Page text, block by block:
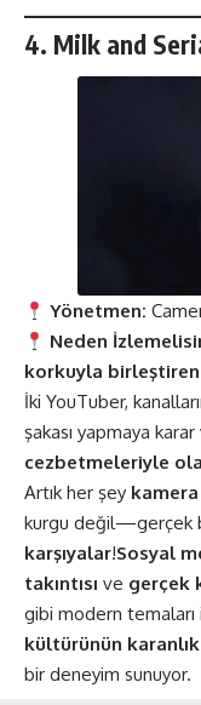
4. Milk and
Yönetmen:
Neden
korkuyla birleştiren
İki YouTuber,
şakası yapmaya
cezbetmeleriyle
Artık her şey kamera
kurgu değil—gerçek
karşıyalar!Sosyal
takıntısı ve gerçek
gibi modern temaları
kültürünün
bir deneyim sunuyor.